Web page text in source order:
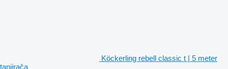
Köckerling rebell classic t | 5 meter
tanjirača